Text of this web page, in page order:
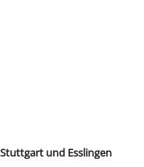
und Esslingen